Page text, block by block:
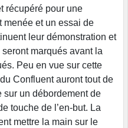
récupéré pour une
menée et un essai de
leur démonstration et
marqués avant la
Peu en vue sur cette
Confluent auront tout de
sur un débordement de
touche de l’en-but. La
mettre la main sur le